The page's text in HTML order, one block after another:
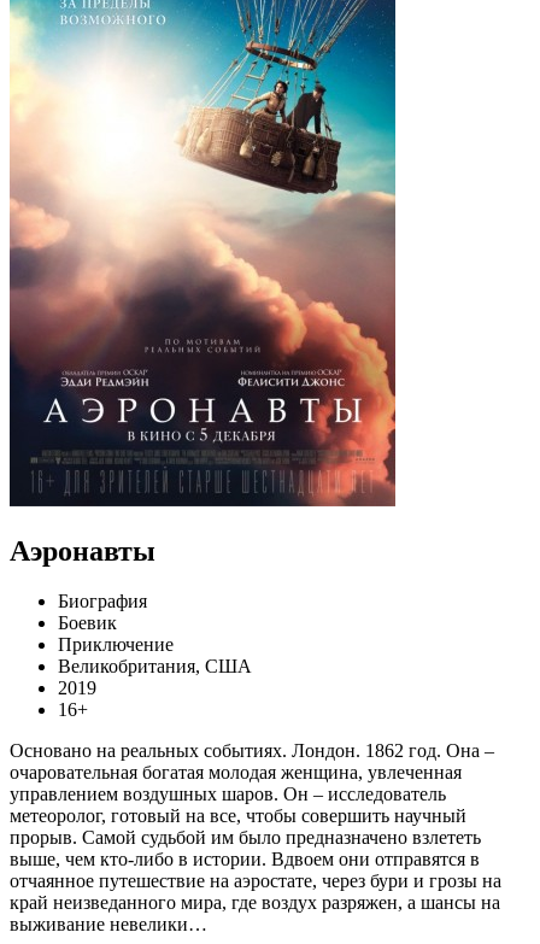
Аэронавты
Биография
Боевик
Приключение
Великобритания, США
2019
16+
Основано на реальных событиях. Лондон. 1862 год. Она –
очаровательная богатая молодая женщина, увлеченная
управлением воздушных шаров. Он – исследователь
метеоролог, готовый на все, чтобы совершить научный
прорыв. Самой судьбой им было предназначено взлететь
выше, чем кто-либо в истории. Вдвоем они отправятся в
отчаянное путешествие на аэростате, через бури и грозы на
край неизведанного мира, где воздух разряжен, а шансы на
выживание невелики…